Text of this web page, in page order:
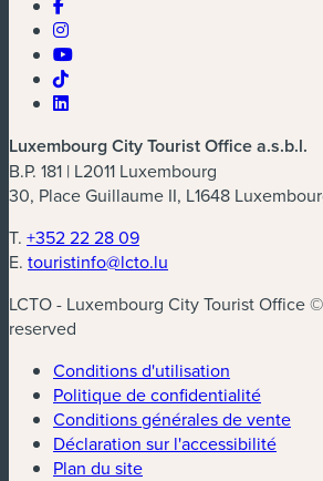
Luxembourg City Tourist Office a.s.b.l.
B.P. 181 | L2011 Luxembourg
30, Place Guillaume II, L1648
T. +352 22 28 09
E. touristinfo@lcto.lu
LCTO - Luxembourg City Tourist Office
reserved
Conditions d'utilisation
Politique de confidentialité
Conditions générales de vente
Déclaration sur l'accessibilité
Plan du site